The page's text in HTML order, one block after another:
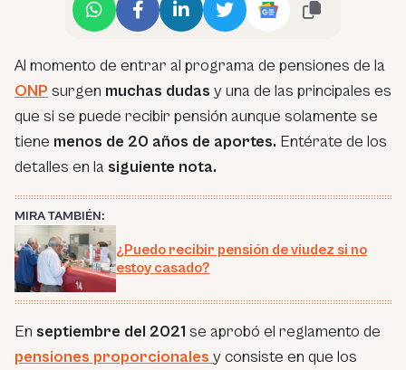
Al momento de entrar al programa de pensiones de la
ONP surgen muchas dudas y una de las principales es
que si se puede recibir pensión aunque solamente se
tiene menos de 20 años de aportes. Entérate de los
detalles en la siguiente nota.
MIRA TAMBIÉN:
¿Puedo recibir pensión de viudez si no
estoy casado?
En septiembre del 2021 se aprobó el reglamento de
pensiones proporcionales y consiste en que los